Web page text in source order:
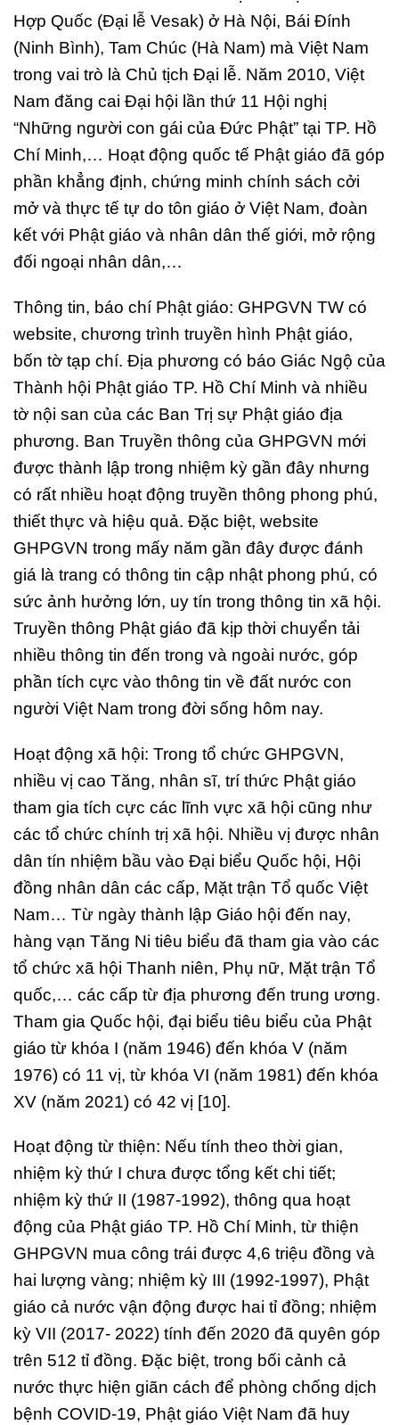
Hợp Quốc (Đại lễ Vesak) ở Hà Nội, Bái Đính
(Ninh Bình), Tam Chúc (Hà Nam) mà Việt Nam
trong vai trò là Chủ tịch Đại lễ. Năm 2010, Việt
Nam đăng cai Đại hội lần thứ 11 Hội nghị
“Những người con gái của Đức Phật” tại TP. Hồ
Chí Minh,… Hoạt động quốc tế Phật giáo đã góp
phần khẳng định, chứng minh chính sách cởi
mở và thực tế tự do tôn giáo ở Việt Nam, đoàn
kết với Phật giáo và nhân dân thế giới, mở rộng
đối ngoại nhân dân,…
Thông tin, báo chí Phật giáo: GHPGVN TW có
website, chương trình truyền hình Phật giáo,
bốn tờ tạp chí. Địa phương có báo Giác Ngộ của
Thành hội Phật giáo TP. Hồ Chí Minh và nhiều
tờ nội san của các Ban Trị sự Phật giáo địa
phương. Ban Truyền thông của GHPGVN mới
được thành lập trong nhiệm kỳ gần đây nhưng
có rất nhiều hoạt động truyền thông phong phú,
thiết thực và hiệu quả. Đặc biệt, website
GHPGVN trong mấy năm gần đây được đánh
giá là trang có thông tin cập nhật phong phú, có
sức ảnh hưởng lớn, uy tín trong thông tin xã hội.
Truyền thông Phật giáo đã kịp thời chuyển tải
nhiều thông tin đến trong và ngoài nước, góp
phần tích cực vào thông tin về đất nước con
người Việt Nam trong đời sống hôm nay.
Hoạt động xã hội: Trong tổ chức GHPGVN,
nhiều vị cao Tăng, nhân sĩ, trí thức Phật giáo
tham gia tích cực các lĩnh vực xã hội cũng như
các tổ chức chính trị xã hội. Nhiều vị được nhân
dân tín nhiệm bầu vào Đại biểu Quốc hội, Hội
đồng nhân dân các cấp, Mặt trận Tổ quốc Việt
Nam… Từ ngày thành lập Giáo hội đến nay,
hàng vạn Tăng Ni tiêu biểu đã tham gia vào các
tổ chức xã hội Thanh niên, Phụ nữ, Mặt trận Tổ
quốc,… các cấp từ địa phương đến trung ương.
Tham gia Quốc hội, đại biểu tiêu biểu của Phật
giáo từ khóa I (năm 1946) đến khóa V (năm
1976) có 11 vị, từ khóa VI (năm 1981) đến khóa
XV (năm 2021) có 42 vị [10].
Hoạt động từ thiện: Nếu tính theo thời gian,
nhiệm kỳ thứ I chưa được tổng kết chi tiết;
nhiệm kỳ thứ II (1987-1992), thông qua hoạt
động của Phật giáo TP. Hồ Chí Minh, từ thiện
GHPGVN mua công trái được 4,6 triệu đồng và
hai lượng vàng; nhiệm kỳ III (1992-1997), Phật
giáo cả nước vận động được hai tỉ đồng; nhiệm
kỳ VII (2017- 2022) tính đến 2020 đã quyên góp
trên 512 tỉ đồng. Đặc biệt, trong bối cảnh cả
nước thực hiện giãn cách để phòng chống dịch
bệnh COVID-19, Phật giáo Việt Nam đã huy